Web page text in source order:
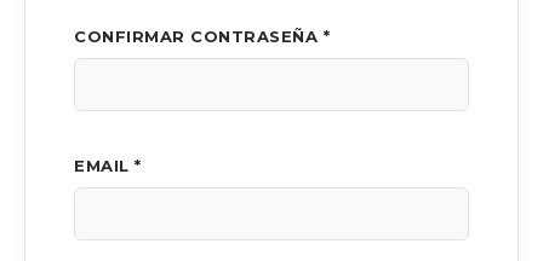
CONFIRMAR CONTRASEÑA *
EMAIL *